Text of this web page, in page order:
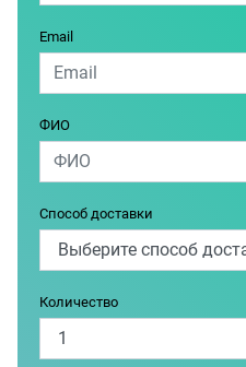
Email
ФИО
Способ доставки
Количество